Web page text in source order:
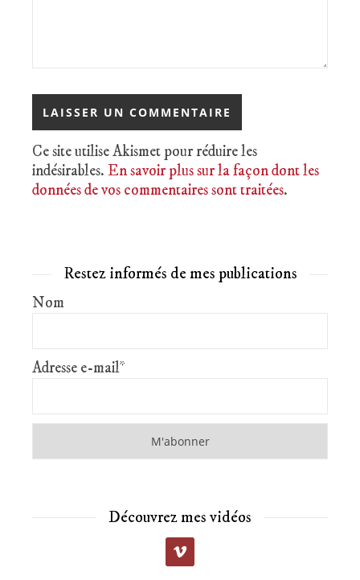
Ce site utilise Akismet pour réduire les
indésirables. En savoir plus sur la façon dont les
données de vos commentaires sont traitées.
Restez informés de mes publications
Nom
Adresse e-mail*
Découvrez mes vidéos